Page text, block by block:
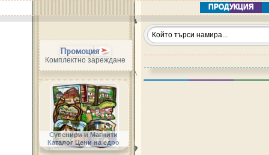
ПРОДУКЦИЯ
Промоция
Комплектно зареждане
Сувенири и Магнити
Каталог Цени на едро